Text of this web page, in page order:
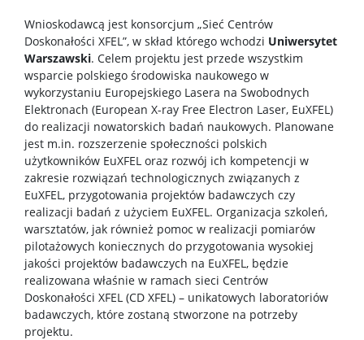
Archiwum
Studia doktoranckie
TRI-BIO-CHEM
RadFarm
Doktoraty wdrożeniowe
Struktura
Regulaminy/zasady
Wnioskodawcą jest konsorcjum „Sieć Centrów
Doskonałości XFEL”, w skład którego wchodzi Uniwersytet
Warszawski. Celem projektu jest przede wszystkim
wsparcie polskiego środowiska naukowego w
wykorzystaniu Europejskiego Lasera na Swobodnych
Elektronach (European X-ray Free Electron Laser, EuXFEL)
do realizacji nowatorskich badań naukowych. Planowane
jest m.in. rozszerzenie społeczności polskich
użytkowników EuXFEL oraz rozwój ich kompetencji w
zakresie rozwiązań technologicznych związanych z
EuXFEL, przygotowania projektów badawczych czy
realizacji badań z użyciem EuXFEL. Organizacja szkoleń,
warsztatów, jak również pomoc w realizacji pomiarów
pilotażowych koniecznych do przygotowania wysokiej
jakości projektów badawczych na EuXFEL, będzie
realizowana właśnie w ramach sieci Centrów
Doskonałości XFEL (CD XFEL) – unikatowych laboratoriów
badawczych, które zostaną stworzone na potrzeby
projektu.